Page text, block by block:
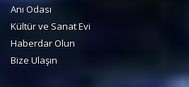
Anı Odası
Kültür ve Sanat Evi
Haberdar Olun
Bize Ulaşın